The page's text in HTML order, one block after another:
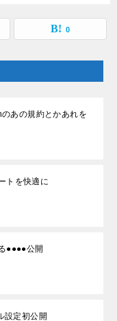
0
あの規約とかあれを
トを快適に
●●●●公開
設定初公開